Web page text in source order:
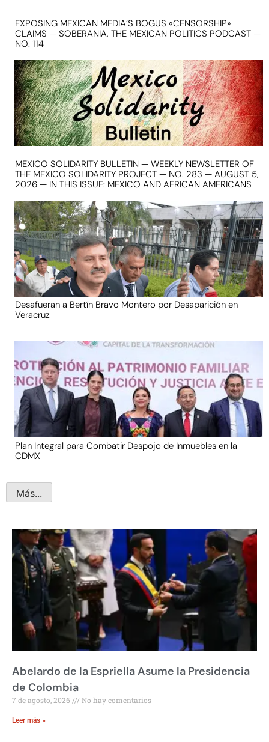
EXPOSING MEXICAN MEDIA’S BOGUS «CENSORSHIP»
CLAIMS — SOBERANIA, THE MEXICAN POLITICS PODCAST —
NO. 114
MEXICO SOLIDARITY BULLETIN — WEEKLY NEWSLETTER OF
THE MEXICO SOLIDARITY PROJECT — NO. 283 — AUGUST 5,
2026 — IN THIS ISSUE: MEXICO AND AFRICAN AMERICANS
Desafueran a Bertín Bravo Montero por Desaparición en
Veracruz
Plan Integral para Combatir Despojo de Inmuebles en la
CDMX
Más...
Abelardo de la Espriella Asume la Presidencia
de Colombia
7 de agosto, 2026 No hay comentarios
Leer más »